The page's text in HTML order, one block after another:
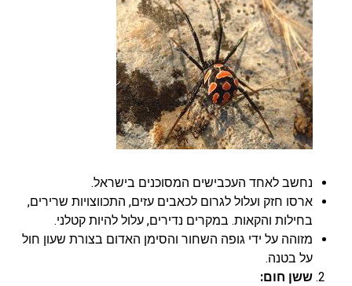
נחשב לאחד העכבישים המסוכנים בישראל.
ארסו חזק ועלול לגרום לכאבים עזים, התכווצויות שרירים,
בחילות והקאות. במקרים נדירים, עלול להיות קטלני.
מזוהה על ידי גופה השחור והסימן האדום בצורת שעון חול
על בטנה.
ששן חום: